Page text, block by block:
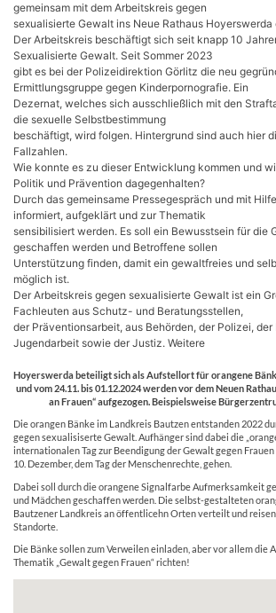
gemeinsam mit dem Arbeitskreis gegen
sexualisierte Gewalt ins Neue Rathaus Hoyerswerda
Der Arbeitskreis beschäftigt sich seit knapp 10
Sexualisierte Gewalt. Seit Sommer 2023
gibt es bei der Polizeidirektion Görlitz die neu
Ermittlungsgruppe gegen Kinderpornografie. Ein
Dezernat, welches sich ausschließlich mit den
die sexuelle Selbstbestimmung
beschäftigt, wird folgen. Hintergrund sind auch hier
Fallzahlen.
Wie konnte es zu dieser Entwicklung kommen und
Politik und Prävention dagegenhalten?
Durch das gemeinsame Pressegespräch und mit
informiert, aufgeklärt und zur Thematik
sensibilisiert werden. Es soll ein Bewusstsein für die
geschaffen werden und Betroffene sollen
Unterstützung finden, damit ein gewaltfreies und
möglich ist.
Der Arbeitskreis gegen sexualisierte Gewalt ist ein
Fachleuten aus Schutz- und Beratungsstellen,
der Präventionsarbeit, aus Behörden, der Polizei,
Jugendarbeit sowie der Justiz. Weitere
Hoyerswerda beteiligt sich als Aufstellort für orangene
und vom 24.11. bis 01.12.2024 werden vor dem Neuen
an Frauen“ aufgezogen. Beispielsweise
Die orangen Bänke im Landkreis Bautzen entstanden 2022
gegen sexualisiserte Gewalt. Aufhänger sind dabei die
internationalen Tag zur Beendigung der Gewalt gegen
10. Dezember, dem Tag der Menschenrechte, gehen.
Dabei soll durch die orangene Signalfarbe Aufmerksamkeit
und Mädchen geschaffen werden. Die selbst-gestalteten
Bautzener Landkreis an öffentlicehn Orten verteilt und
Standorte.
Die Bänke sollen zum Verweilen einladen, aber vor allem die
Thematik „Gewalt gegen Frauen“ richten!